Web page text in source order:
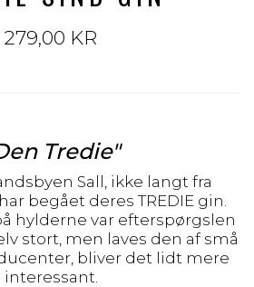
279,00 KR
Tredie"
Sall, ikke langt fra
begået deres TREDIE gin.
hylderne var efterspørgslen
stort, men laves den af små
bliver det lidt mere
interessant.